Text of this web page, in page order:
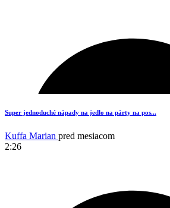
19
Super jednoduché nápady na jedlo na párty na pos...
Kuffa Marian pred mesiacom
2:26